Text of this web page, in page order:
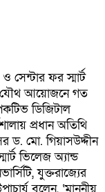
সেন্টার ফর স্মার্ট
যৌথ আয়োজনে গত
ডিজিটাল
প্রধান অতিথি
ড. মো. গিয়াসউদ্দীন
ভিলেজ অ্যান্ড
যুক্তরাজ্যের